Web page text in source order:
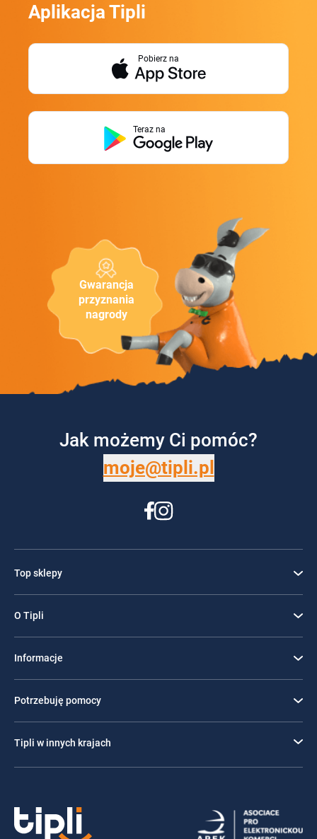
Gwarancja
przyznania
nagrody
Aplikacja Tipli
Pobierz na
Teraz na
Jak możemy Ci pomóc?
moje@tipli.pl
Top sklepy
O Tipli
Informacje
Potrzebuję pomocy
Tipli w innych krajach